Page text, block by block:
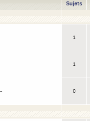
Sujets
1
1
0